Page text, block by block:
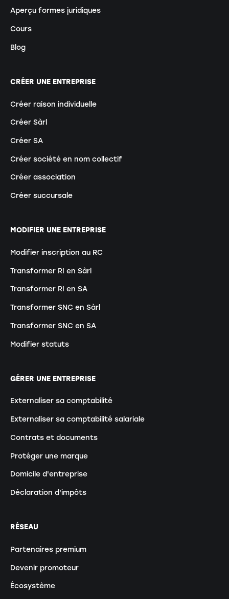
Aperçu formes juridiques
Cours
Blog
CRÉER UNE ENTREPRISE
Créer raison individuelle
Créer Sàrl
Créer SA
Créer société en nom collectif
Créer association
Créer succursale
MODIFIER UNE ENTREPRISE
Modifier inscription au RC
Transformer RI en Sàrl
Transformer RI en SA
Transformer SNC en Sàrl
Transformer SNC en SA
Modifier statuts
GÉRER UNE ENTREPRISE
Externaliser sa comptabilité
Externaliser sa comptabilité salariale
Contrats et documents
Protéger une marque
Domicile d'entreprise
Déclaration d'impôts
RÉSEAU
Partenaires premium
Devenir promoteur
Écosystème